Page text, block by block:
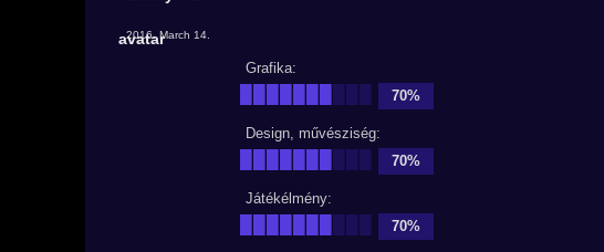
2016. March 14.
Grafika:
70%
Design, művésziség:
70%
Játékélmény:
70%